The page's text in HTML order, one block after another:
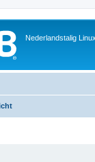
Nederlandstalig